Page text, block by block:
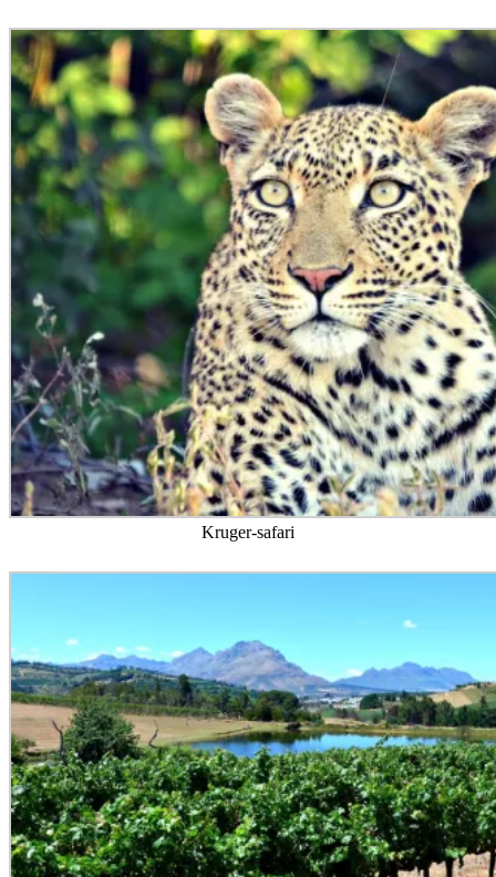
Kruger-safari